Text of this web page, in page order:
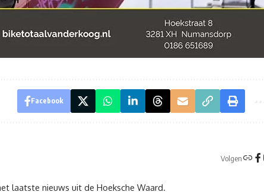
Facebook
Volgen
laatste nieuws uit de Hoeksche Waard.